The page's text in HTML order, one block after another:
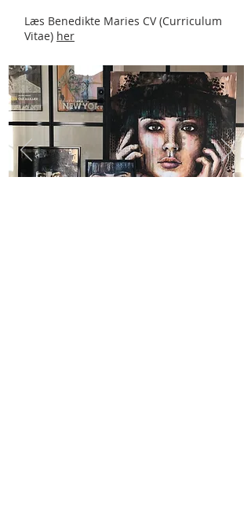
Læs Benedikte Maries CV (Curriculum
Vitae) her